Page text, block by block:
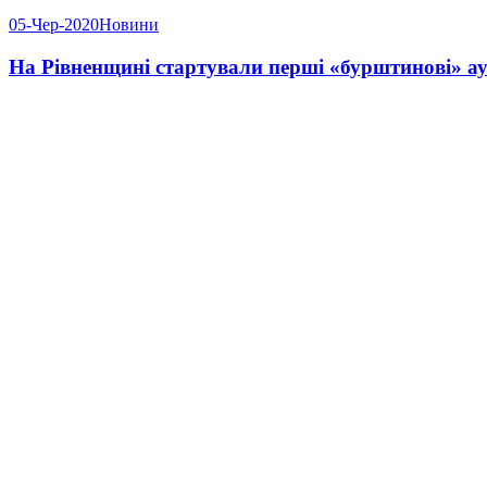
05-Чер-2020Новини
На Рівненщині стартували перші «бурштинові»